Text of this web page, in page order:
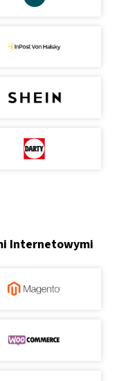
Internetowymi